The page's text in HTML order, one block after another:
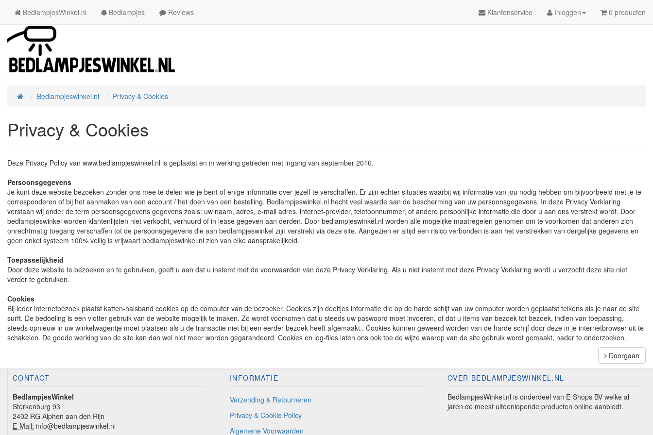
BedlampjesWinkel.nl Bedlampjes Reviews Klantenservice Inloggen 0 producten
HomeBedlampjeswinkel.nl Privacy & Cookies
Privacy & Cookies
Deze Privacy Policy van www.bedlampjeswinkel.nl is geplaatst en in werking getreden met ingang van september 2016.
Persoonsgegevens
Je kunt deze website bezoeken zonder ons mee te delen wie je bent of enige informatie over jezelf te verschaffen. Er zijn echter situaties waarbij wij informatie van jou nodig hebben om bijvoorbeeld met je te
corresponderen of bij het aanmaken van een account / het doen van een bestelling. Bedlampjeswinkel.nl hecht veel waarde aan de bescherming van uw persoonsgegevens. In deze Privacy Verklaring
verstaan wij onder de term persoonsgegevens gegevens zoals: uw naam, adres, e-mail adres, internet-provider, telefoonnummer, of andere persoonlijke informatie die door u aan ons verstrekt wordt. Door
bedlampjeswinkel worden klantenlijsten niet verkocht, verhuurd of in lease gegeven aan derden. Door bedlampjeswinkel.nl worden alle mogelijke maatregelen genomen om te voorkomen dat anderen zich
onrechtmatig toegang verschaffen tot de persoonsgegevens die aan bedlampjeswinkel zijn verstrekt via deze site. Aangezien er altijd een risico verbonden is aan het verstrekken van dergelijke gegevens en
geen enkel systeem 100% veilig is vrijwaart bedlampjeswinkel.nl zich van elke aansprakelijkeid.
Toepasselijkheid
Door deze website te bezoeken en te gebruiken, geeft u aan dat u instemt met de voorwaarden van deze Privacy Verklaring. Als u niet instemt met deze Privacy Verklaring wordt u verzocht deze site niet
verder te gebruiken.
Cookies
Bij ieder internetbezoek plaatst katten-halsband cookies op de computer van de bezoeker. Cookies zijn deeltjes informatie die op de harde schijf van uw computer worden geplaatst telkens als je naar de site
surft. De bedoeling is een vlotter gebruik van de website mogelijk te maken. Zo wordt voorkomen dat u steeds uw paswoord moet invoeren, of dat u items van bezoek tot bezoek, indien van toepassing,
steeds opnieuw in uw winkelwagentje moet plaatsen als u de transactie niet bij een eerder bezoek heeft afgemaakt.. Cookies kunnen geweerd worden van de harde schijf door deze in je internetbrowser uit te
schakelen. De goede werking van de site kan dan wel niet meer worden gegarandeerd. Cookies en log-files laten ons ook toe de wijze waarop van de site gebruik wordt gemaakt, nader te onderzoeken.
Doorgaan
CONTACT
BedlampjesWinkel
Sterkenburg 93
2402 RG Alphen aan den Rijn
E-Mail: info@bedlampjeswinkel.nl
INFORMATIE
Verzending & Retourneren
Privacy & Cookie Policy
Algemene Voorwaarden
OVER BEDLAMPJESWINKEL.NL
BedlampjesWinkel.nl is onderdeel van E-Shops BV welke al
jaren de meest uiteenlopende producten online aanbiedt.